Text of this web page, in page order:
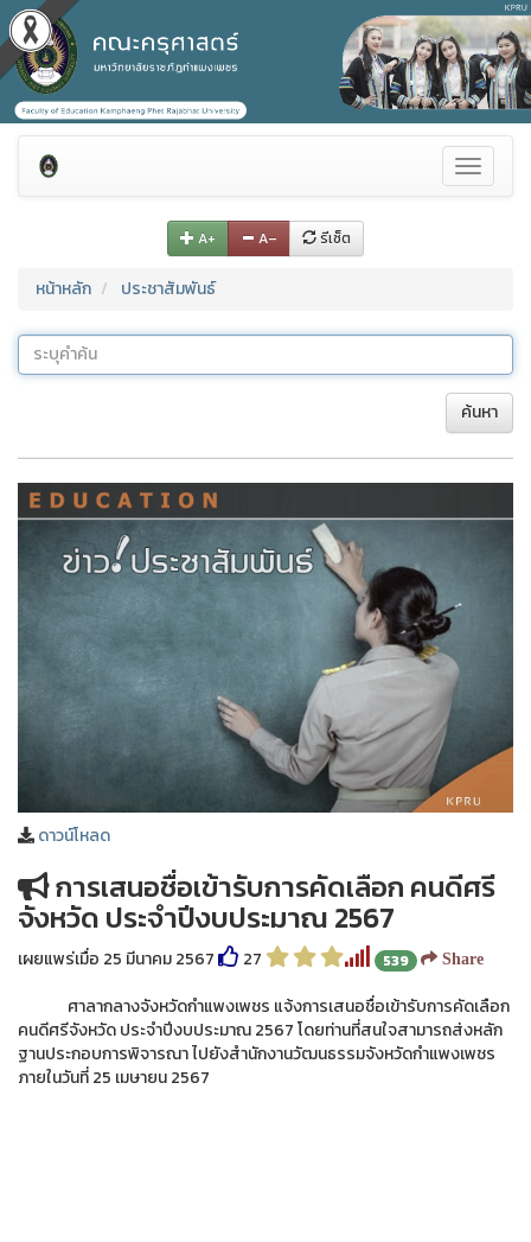
Toggle
A+ A– รีเซ็ต
หน้าหลัก ประชาสัมพันธ์
ค้นหา
ดาวน์โหลด
การเสนอชื่อเข้ารับการคัดเลือก คนดีศรี
จังหวัด ประจำปีงบประมาณ 2567
เผยแพร่เมื่อ 25 มีนาคม 2567 27 539 Share
ศาลากลางจังหวัดกำแพงเพชร แจ้งการเสนอชื่อเข้ารับการคัดเลือก
คนดีศรีจังหวัด ประจำปีงบประมาณ 2567 โดยท่านที่สนใจสามารถส่งหลัก
ฐานประกอบการพิจารณา ไปยังสำนักงานวัฒนธรรมจังหวัดกำแพงเพชร
ภายในวันที่ 25 เมษายน 2567